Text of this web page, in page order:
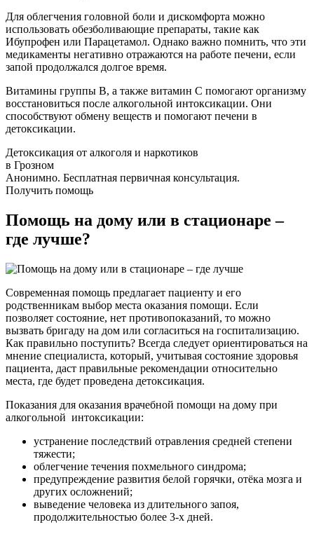
Для облегчения головной боли и дискомфорта можно
использовать обезболивающие препараты, такие как
Ибупрофен или Парацетамол. Однако важно помнить, что эти
медикаменты негативно отражаются на работе печени, если
запой продолжался долгое время.
Витамины группы B, а также витамин C помогают организму
восстановиться после алкогольной интоксикации. Они
способствуют обмену веществ и помогают печени в
детоксикации.
Детоксикация от алкоголя и наркотиков
в Грозном
Анонимно. Бесплатная первичная консультация.
Получить помощь
Помощь на дому или в стационаре –
где лучше?
Современная помощь предлагает пациенту и его
родственникам выбор места оказания помощи. Если
позволяет состояние, нет противопоказаний, то можно
вызвать бригаду на дом или согласиться на госпитализацию.
Как правильно поступить? Всегда следует ориентироваться на
мнение специалиста, который, учитывая состояние здоровья
пациента, даст правильные рекомендации относительно
места, где будет проведена детоксикация.
Показания для оказания врачебной помощи на дому при
алкогольной интоксикации:
устранение последствий отравления средней степени
тяжести;
облегчение течения похмельного синдрома;
предупреждение развития белой горячки, отёка мозга и
других осложнений;
выведение человека из длительного запоя,
продолжительностью более 3-х дней.